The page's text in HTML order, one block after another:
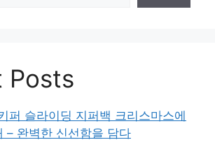
Posts
퍼 슬라이딩 지퍼백 크리스마스에
– 완벽한 신선함을 담다